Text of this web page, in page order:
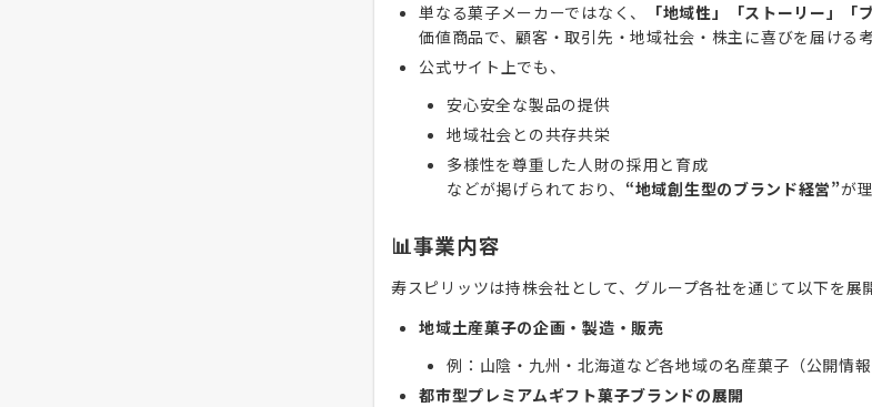
単なる菓子メーカーではなく、
「地域性」「ストーリー」「
価値商品で、顧客・取引先・地域社会・株主に喜びを届ける
公式サイト上でも、
安心安全な製品の提供
地域社会との共存共栄
多様性を尊重した人財の採用と育成
などが掲げられており、 “地域創生型のブランド経営”が
📊事業内容
寿スピリッツは持株会社として、グループ各社を通じて以下を展
地域土産菓子の企画・製造・販売
例：山陰・九州・北海道など各地域の名産菓子（公開情報
都市型プレミアムギフト菓子ブランドの展開